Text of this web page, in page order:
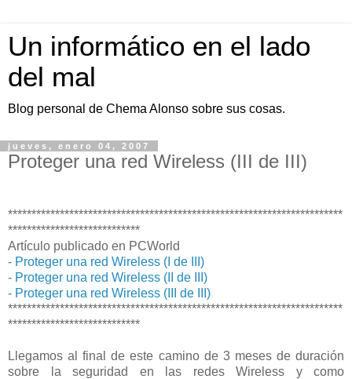
Un informático en el lado
del mal
Blog personal de Chema Alonso sobre sus cosas.
jueves, enero 04, 2007
Proteger una red Wireless (III de III)
***********************************************************************
****************************
Artículo publicado en PCWorld
- Proteger una red Wireless (I de III)
- Proteger una red Wireless (II de III)
- Proteger una red Wireless (III de III)
***********************************************************************
****************************
Llegamos al final de este camino de 3 meses de duración
sobre la seguridad en las redes Wireless y como